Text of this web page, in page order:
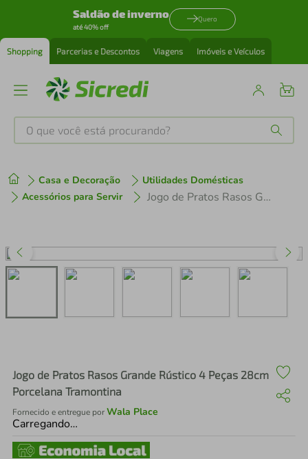
Saldão de inverno
até 40% off
Quero
Shopping Parcerias e Descontos Viagens Imóveis e Veículos
O que você está procurando?
Casa e Decoração
Utilidades Domésticas
Acessórios para Servir
Jogo de Pratos Rasos Grande Rústico 4 Peças 28cm Porcelana Tramontina
Jogo de Pratos Rasos Grande Rústico 4 Peças 28cm
Porcelana Tramontina
Fornecido e entregue porWala Place
Carregando…
1º tenis
3º perfume